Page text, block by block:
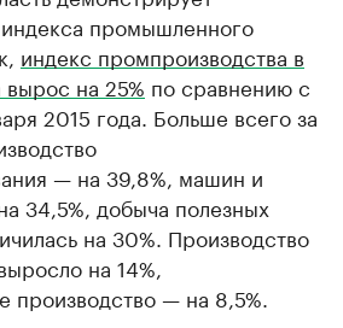
промышленного
индекс промпроизводства в
на 25% по сравнению с
2015 года. Больше всего за
— на 39,8%, машин и
34,5%, добыча полезных
на 30%. Производство
на 14%,
производство — на 8,5%.